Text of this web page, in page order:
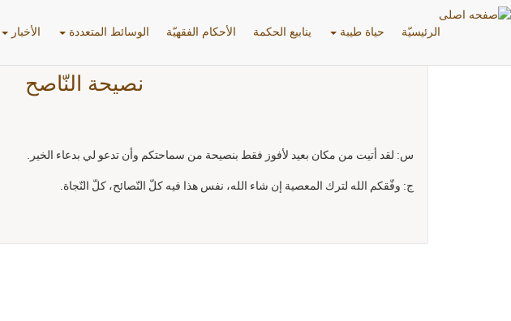
الرئیسیّة حياة طيبة ينابيع الحكمة الأحکام الفقهیّة الوسائط المتعددة الأخبار
نصيحة النّاصح
س: لقد أتيت من مكان بعيد لأفوز فقط بنصيحة من سماحتكم وأن تدعو لي بدعاء الخير.
ج: وفّقكم الله لترك المعصية إن شاء الله، نفس هذا فيه كلّ النّصائح، كلّ النّجاة.